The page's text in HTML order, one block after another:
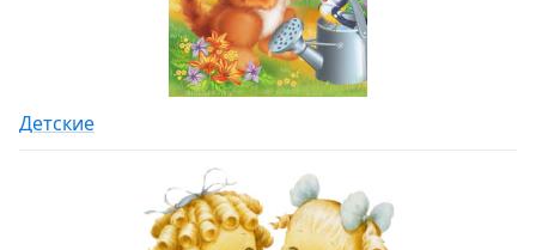
Детские